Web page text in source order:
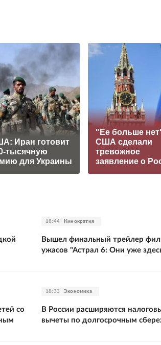
Иран готовит
тысячную
для Украины
"Ее больше
США сделали
тревожное
заявление о
18:44 Кинократия
Вышел финальный трейлер
ужасов "Астрал 6: Они уже
со
18:33 Экономика
В России расширяются
вычеты по долгосрочным